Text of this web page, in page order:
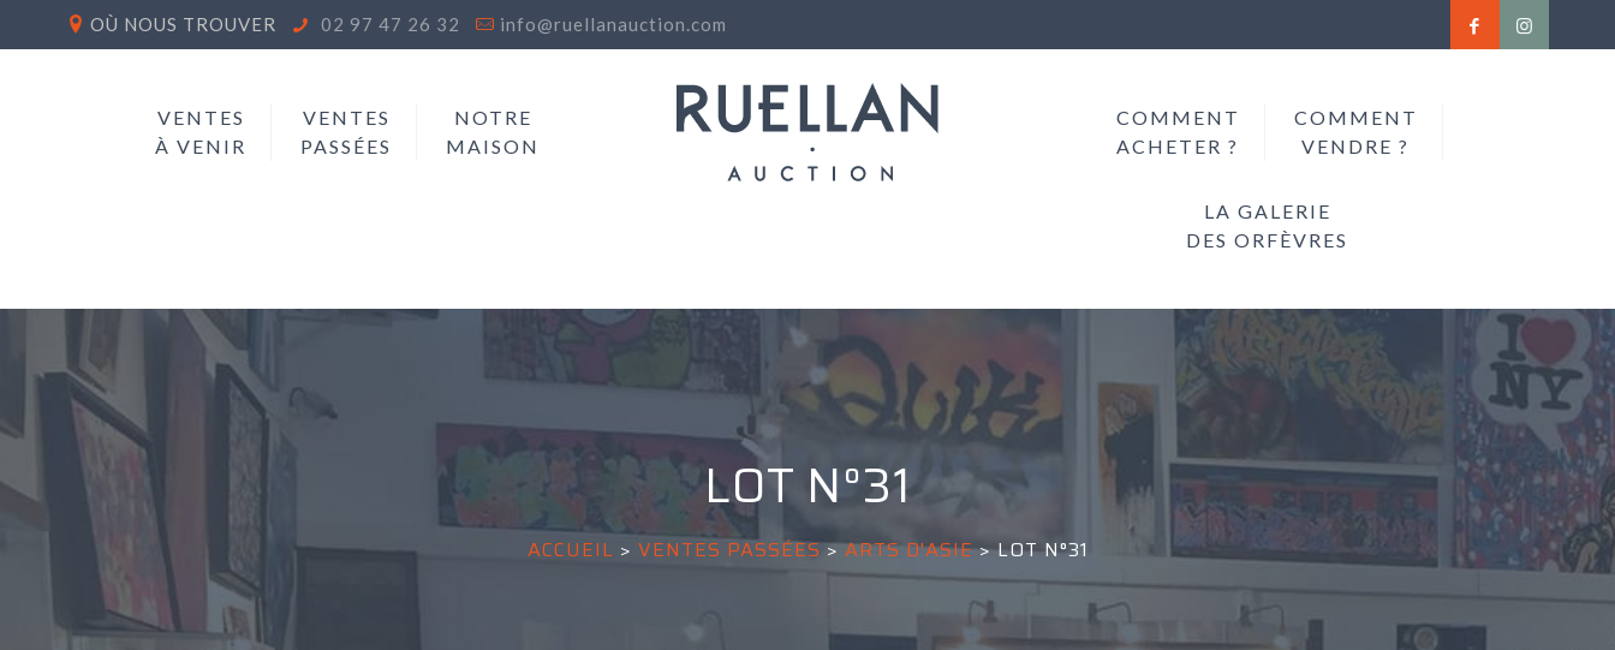
OÙ NOUS TROUVER 02 97 47 26 32 info@ruellanauction.com
VENTES
À VENIR
VENTES
PASSÉES
NOTRE
MAISON
COMMENT
ACHETER ?
COMMENT
VENDRE ?
LA GALERIE
DES ORFÈVRES
LOT N°31
ACCUEIL > VENTES PASSÉES>ARTS D'ASIE>LOT N°31